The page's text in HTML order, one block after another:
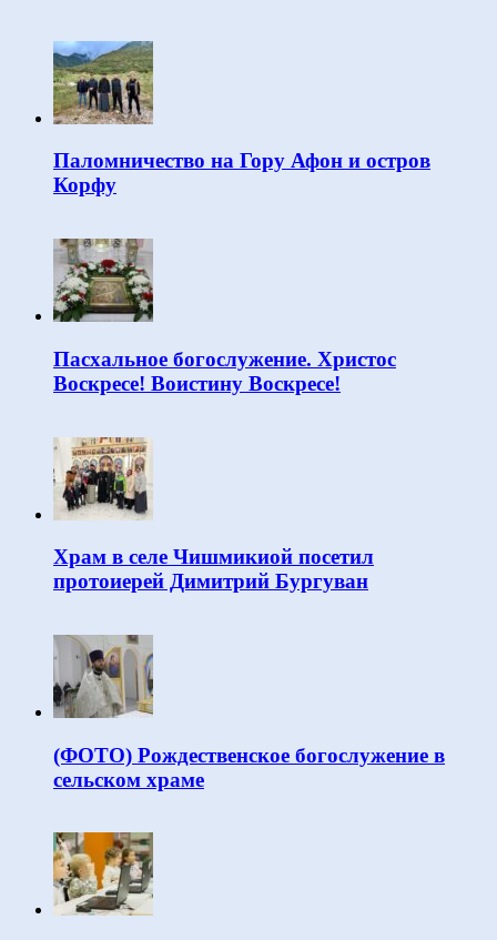
Паломничество на Гору Афон и остров
Корфу
Пасхальное богослужение. Христос
Воскресе! Воистину Воскресе!
Храм в селе Чишмикиой посетил
протоиерей Димитрий Бургуван
(ФОТО) Рождественское богослужение в
сельском храме